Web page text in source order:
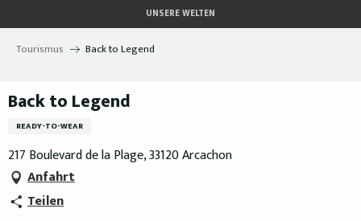
au
contenu
UNSERE WELTEN
Tourismus Back to Legend
Back to Legend
READY-TO-WEAR
217 Boulevard de la Plage, 33120 Arcachon
Anfahrt
Teilen